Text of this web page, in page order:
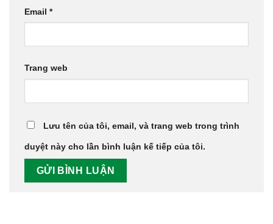
Email *
Trang web
Lưu tên của tôi, email, và trang web trong trình
duyệt này cho lần bình luận kế tiếp của tôi.